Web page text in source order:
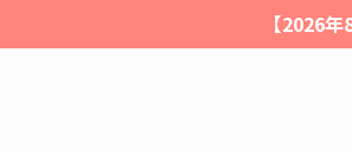
【2026